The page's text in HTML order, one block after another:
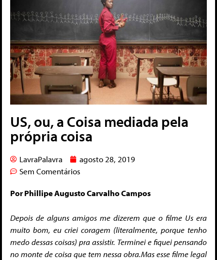
US, ou, a Coisa mediada pela
própria coisa
LavraPalavra
agosto 28, 2019
Sem Comentários
Por Phillipe Augusto Carvalho Campos
Depois de alguns amigos me dizerem que o filme Us era
muito bom, eu criei coragem (literalmente, porque tenho
medo dessas coisas) pra assistir. Terminei e fiquei pensando
no monte de coisa que tem nessa obra.Mas esse filme legal